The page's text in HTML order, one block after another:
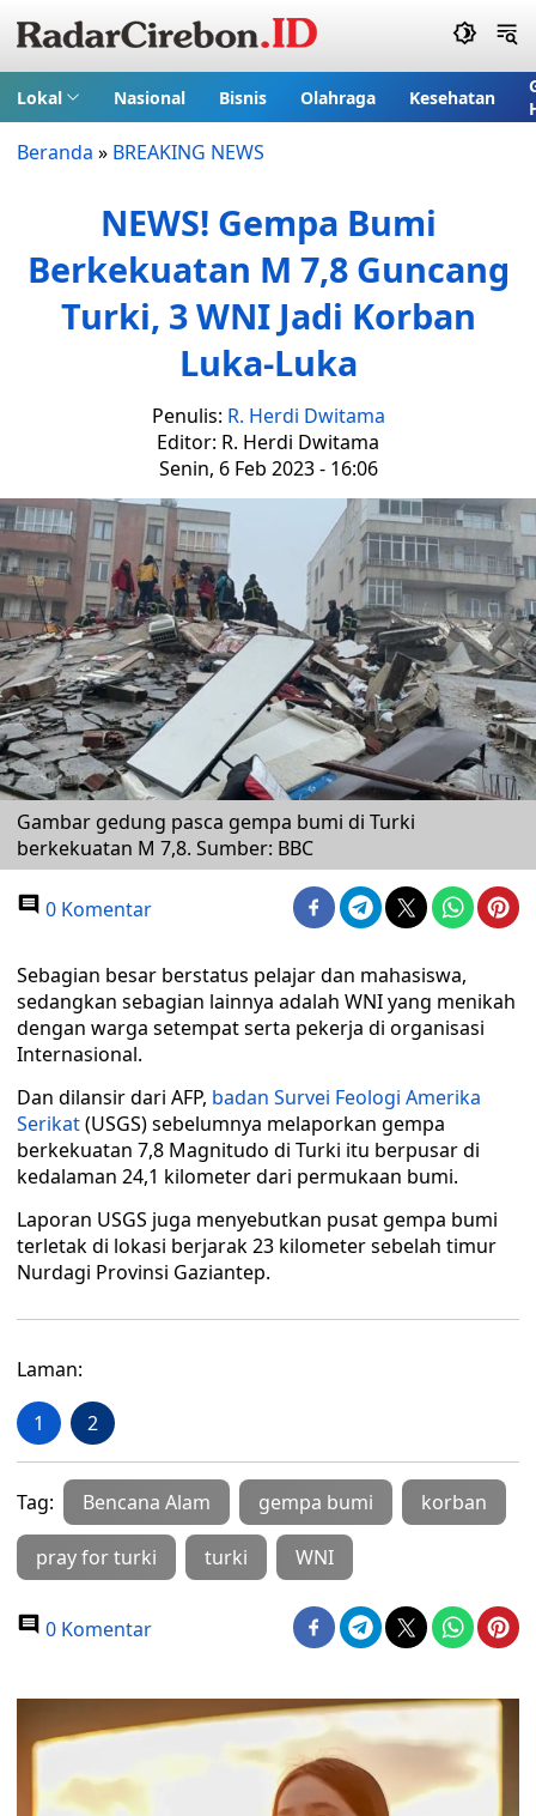
Lokal Nasional Bisnis Olahraga Kesehatan
Beranda » BREAKING NEWS
NEWS! Gempa Bumi
Berkekuatan M 7,8 Guncang
Turki, 3 WNI Jadi Korban
Luka-Luka
Penulis: R. Herdi Dwitama
Editor: R. Herdi Dwitama
Senin, 6 Feb 2023 - 16:06
Gambar gedung pasca gempa bumi di Turki
berkekuatan M 7,8. Sumber: BBC
0 Komentar
Sebagian besar berstatus pelajar dan mahasiswa,
sedangkan sebagian lainnya adalah WNI yang menikah
dengan warga setempat serta pekerja di organisasi
Internasional.
Dan dilansir dari AFP, badan Survei Feologi Amerika
Serikat(USGS) sebelumnya melaporkan gempa
berkekuatan 7,8 Magnitudo di Turki itu berpusar di
kedalaman 24,1 kilometer dari permukaan bumi.
Laporan USGS juga menyebutkan pusat gempa bumi
terletak di lokasi berjarak 23 kilometer sebelah timur
Nurdagi Provinsi Gaziantep.
Laman:
1 2
Tag: Bencana Alam gempa bumi korban
pray for turki turki WNI
0 Komentar